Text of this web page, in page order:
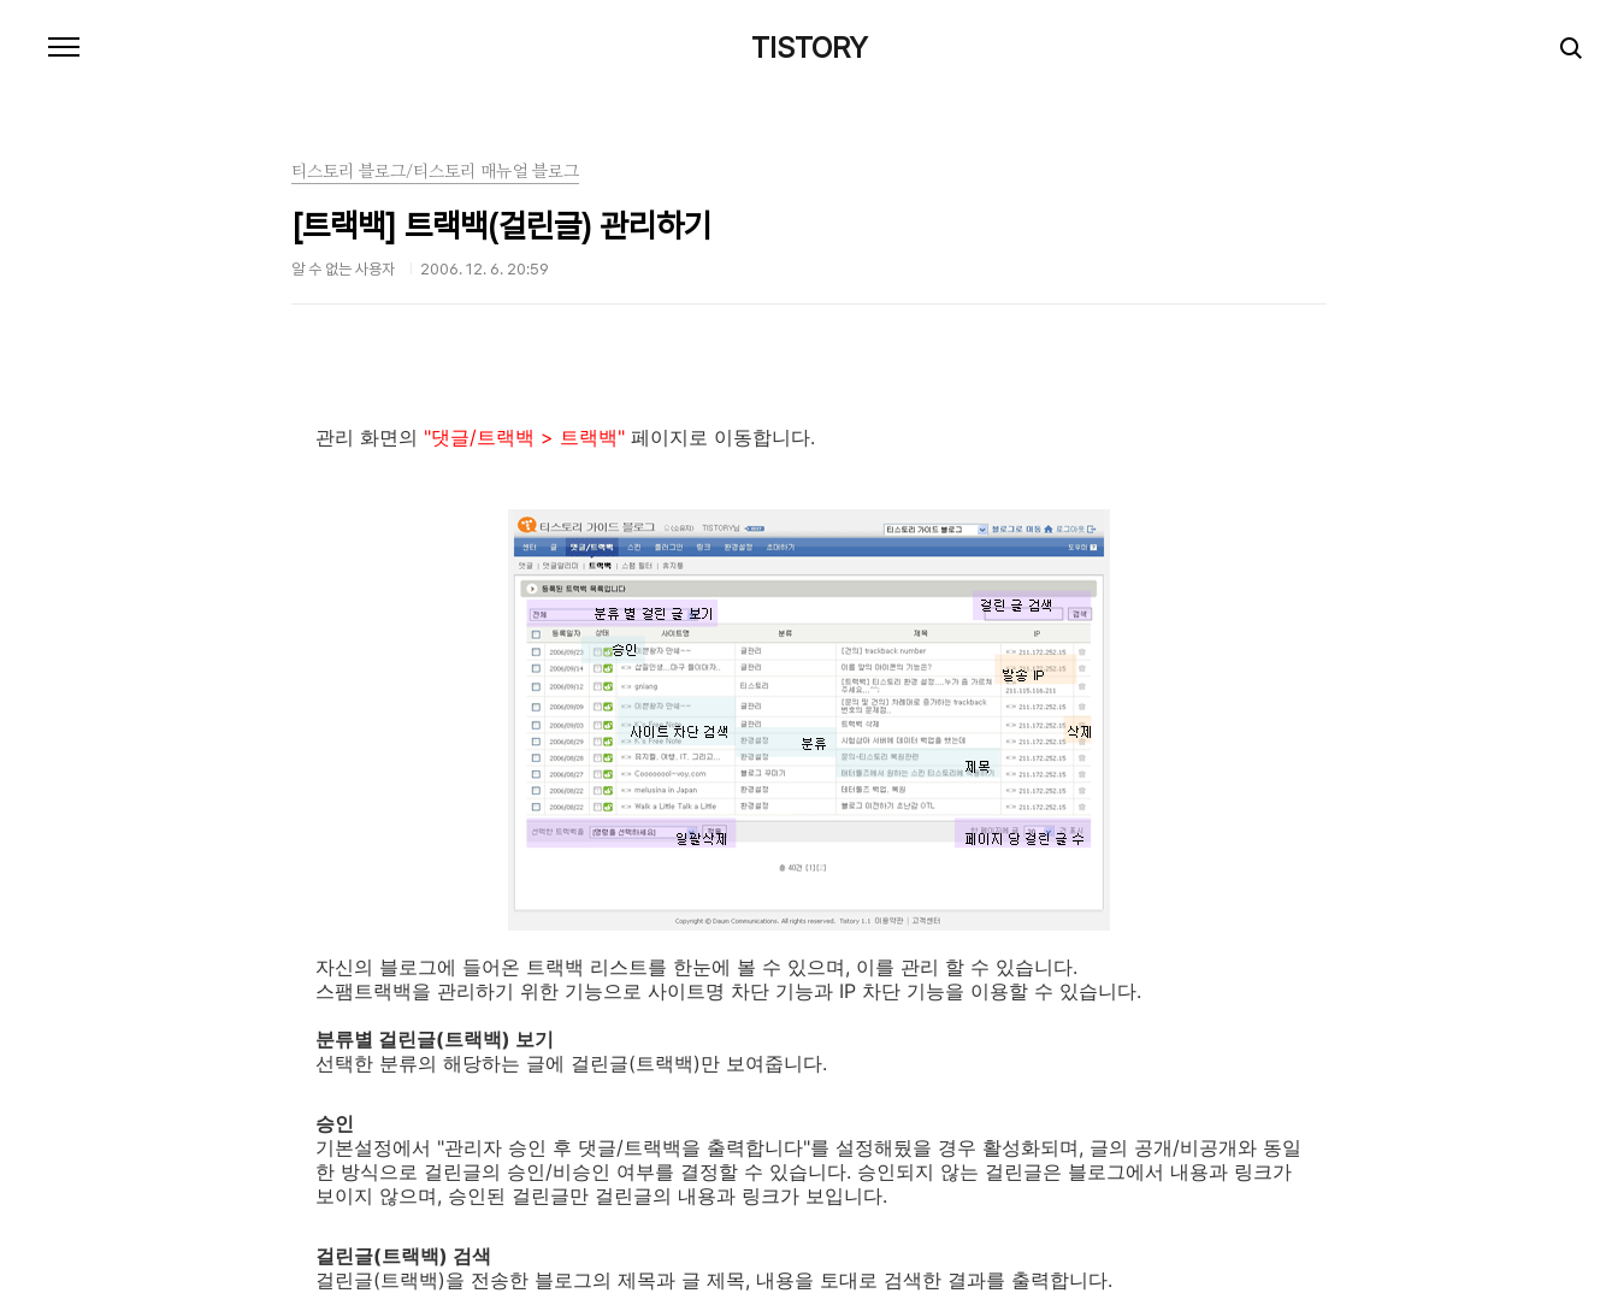
TISTORY
티스토리 블로그/티스토리 매뉴얼 블로그
[트랙백] 트랙백(걸린글) 관리하기
알 수 없는 사용자 2006. 12. 6. 20:59
관리 화면의 "댓글/트랙백 > 트랙백" 페이지로 이동합니다.
자신의 블로그에 들어온 트랙백 리스트를 한눈에 볼 수 있으며, 이를 관리 할 수 있습니다.
스팸트랙백을 관리하기 위한 기능으로 사이트명 차단 기능과 IP 차단 기능을 이용할 수 있습니다.
분류별 걸린글(트랙백) 보기
선택한 분류의 해당하는 글에 걸린글(트랙백)만 보여줍니다.
승인
기본설정에서 "관리자 승인 후 댓글/트랙백을 출력합니다"를 설정해뒀을 경우 활성화되며, 글의 공개/비공개와 동일
한 방식으로 걸린글의 승인/비승인 여부를 결정할 수 있습니다. 승인되지 않는 걸린글은 블로그에서 내용과 링크가
보이지 않으며, 승인된 걸린글만 걸린글의 내용과 링크가 보입니다.
걸린글(트랙백) 검색
걸린글(트랙백)을 전송한 블로그의 제목과 글 제목, 내용을 토대로 검색한 결과를 출력합니다.